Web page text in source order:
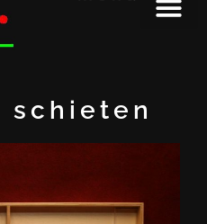
schieten